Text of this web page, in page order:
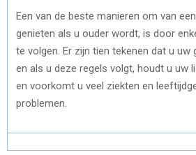
Een van de beste manieren om van
genieten als u ouder wordt, is door
te volgen. Er zijn tien tekenen dat u uw
en als u deze regels volgt, houdt u uw
en voorkomt u veel ziekten en
problemen.